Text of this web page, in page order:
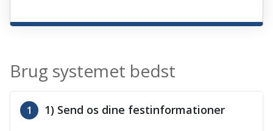
Brug systemet bedst
1 1) Send os dine festinformationer